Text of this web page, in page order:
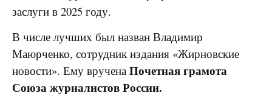
заслуги в 2025 году.
В числе лучших был назван Владимир
Маюрченко, сотрудник издания «Жирновские
новости». Ему вручена Почетная грамота
Союза журналистов России.